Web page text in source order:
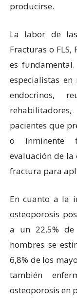
producirse.
La labor de
Fracturas o FLS,
es
especialistas
endocrinos,
pacientes que
o inminente
evaluación de la
fractura para
En cuanto a la
osteoporosis
a un 22,5%
hombres se
6,8% de los
también
osteoporosis en